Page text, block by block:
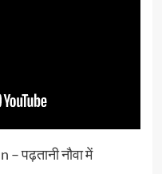
पढ़तानी नौवा में